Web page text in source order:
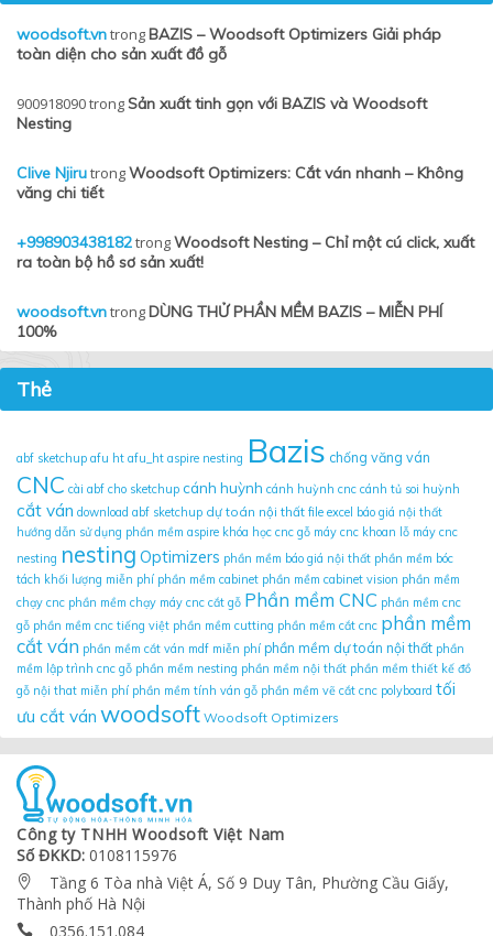
woodsoft.vntrongBAZIS – Woodsoft Optimizers Giải pháp
toàn diện cho sản xuất đồ gỗ
900918090trongSản xuất tinh gọn với BAZIS và Woodsoft
Nesting
Clive NjirutrongWoodsoft Optimizers: Cắt ván nhanh – Không
văng chi tiết
+998903438182trongWoodsoft Nesting – Chỉ một cú click, xuất
ra toàn bộ hồ sơ sản xuất!
woodsoft.vntrongDÙNG THỬ PHẦN MỀM BAZIS – MIỄN PHÍ
100%
Thẻ
abf sketchup afu ht afu_ht aspire nesting Bazis chống văng ván
CNC cài abf cho sketchup cánh huỳnh cánh huỳnh cnc cánh tủ soi huỳnh
cắt ván download abf sketchup dự toán nội thất file excel báo giá nội thất
hướng dẫn sử dụng phần mềm aspire khóa học cnc gỗ máy cnc khoan lỗ máy cnc
nesting nesting Optimizers phần mềm báo giá nội thất phần mềm bóc
tách khối lượng miễn phí phần mềm cabinet phần mềm cabinet vision phần mềm
chạy cnc phần mềm chạy máy cnc cắt gỗ Phần mềm CNC phần mềm cnc
gỗ phần mềm cnc tiếng việt phần mềm cutting phần mềm cắt cnc phần mềm
cắt ván phần mềm cắt ván mdf miễn phí phần mềm dự toán nội thất phần
mềm lập trình cnc gỗ phần mềm nesting phần mềm nội thất phần mềm thiết kế đồ
gỗ nội that miễn phí phần mềm tính ván gỗ phần mềm vẽ cắt cnc polyboard tối
ưu cắt ván woodsoft Woodsoft Optimizers
Công ty TNHH Woodsoft Việt Nam
Số ĐKKD: 0108115976

Tầng 6 Tòa nhà Việt Á, Số 9 Duy Tân, Phường Cầu Giấy,
Thành phố Hà Nội
 0356.151.084